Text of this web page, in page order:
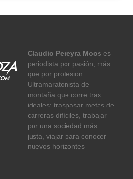
Claudio Pereyra Moos es
periodista por pasión, más
que por profesión.
Ultramaratonista de
montaña que corre tras
ideales: traspasar metas de
carreras difíciles, trabajar
por una sociedad más
justa, viajar para conocer
nuevos horizontes